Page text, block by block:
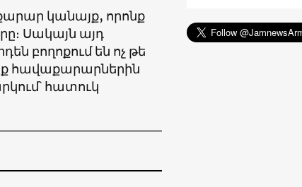
կանայք, որոնք
Սակայն այդ
բողոքում են ոչ թե
հավաքարարներին
հատուկ